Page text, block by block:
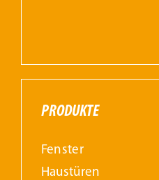
PRODUKTE
Fenster
Haustüren